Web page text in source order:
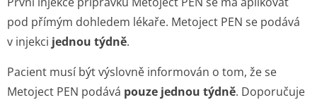
pod přímým dohledem lékaře. Metoject PEN se podává
v injekci jednou týdně.
Pacient musí být výslovně informován o tom, že se
Metoject PEN podává pouze jednou týdně. Doporučuje